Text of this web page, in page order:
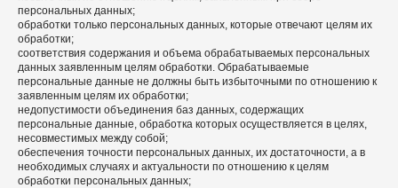
персональных данных;
обработки только персональных данных, которые отвечают целям их
обработки;
соответствия содержания и объема обрабатываемых персональных
данных заявленным целям обработки. Обрабатываемые
персональные данные не должны быть избыточными по отношению к
заявленным целям их обработки;
недопустимости объединения баз данных, содержащих
персональные данные, обработка которых осуществляется в целях,
несовместимых между собой;
обеспечения точности персональных данных, их достаточности, а в
необходимых случаях и актуальности по отношению к целям
обработки персональных данных;